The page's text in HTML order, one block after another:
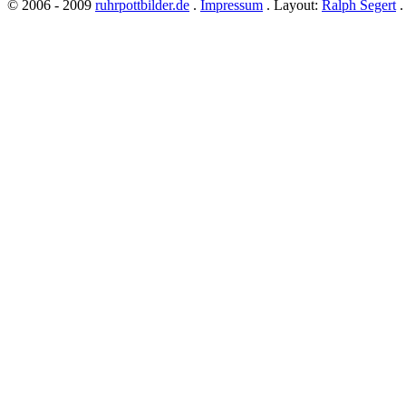
© 2006 - 2009 ruhrpottbilder.de . Impressum . Layout: Ralph Segert .